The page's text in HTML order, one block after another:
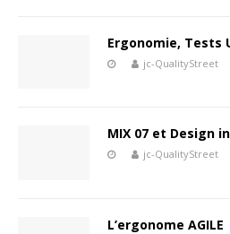
Ergonomie,
jc-QualityStreet
MIX 07 et Design
jc-QualityStreet
L’ergonome AGILE